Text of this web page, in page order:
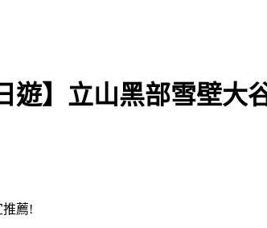
遊】立山黑部雪壁大
推薦!